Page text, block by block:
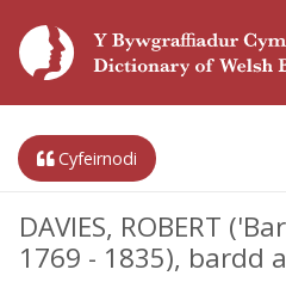
Cyfeirnodi
DAVIES, ROBERT
1769 - 1835), bardd